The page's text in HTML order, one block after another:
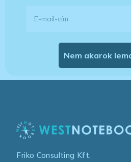
Friko Consulting Kft.